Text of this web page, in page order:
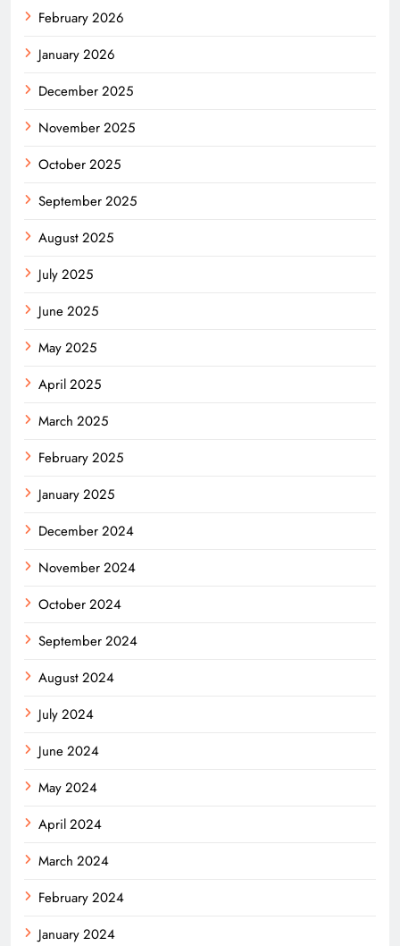
February 2026
January 2026
December 2025
November 2025
October 2025
September 2025
August 2025
July 2025
June 2025
May 2025
April 2025
March 2025
February 2025
January 2025
December 2024
November 2024
October 2024
September 2024
August 2024
July 2024
June 2024
May 2024
April 2024
March 2024
February 2024
January 2024